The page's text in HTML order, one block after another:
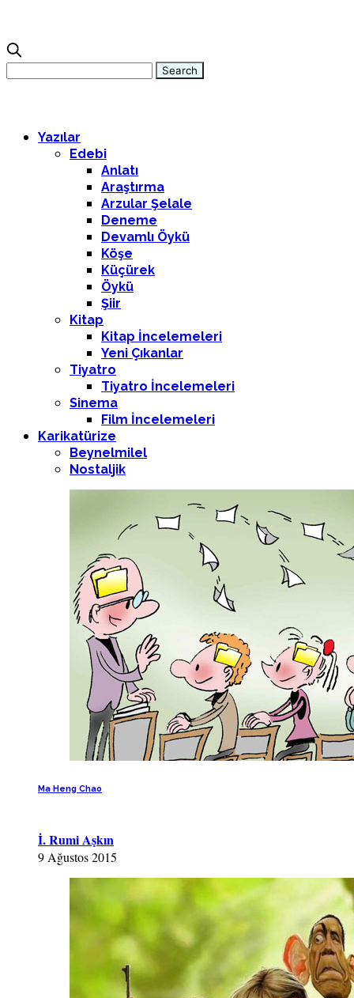
Yazılar
Edebi
Anlatı
Araştırma
Arzular Şelale
Deneme
Devamlı Öykü
Köşe
Küçürek
Öykü
Şiir
Kitap
Kitap İncelemeleri
Yeni Çıkanlar
Tiyatro
Tiyatro İncelemeleri
Sinema
Film İncelemeleri
Karikatürize
Beynelmilel
Nostaljik
Ma Heng Chao
İ. Rumi Aşkın
9 Ağustos 2015